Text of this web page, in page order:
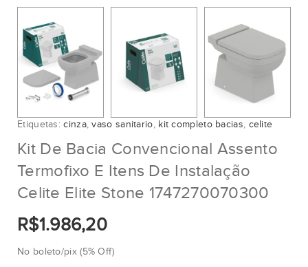
Etiquetas:cinza,vaso sanitario, kit completo bacias, celite
Kit De Bacia Convencional Assento
Termofixo E Itens De Instalação
Celite Elite Stone 1747270070300
R$1.986,20
No boleto/pix (5% Off)